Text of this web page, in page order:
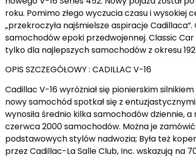
roku. Pomimo złego wyczucia czasu i
„przekroczyła najśmielsze aspiracje
samochodów epoki przedwojennej. Classic
tylko dla najlepszych samochodów z okresu
OPIS SZCZEGÓŁOWY : CADILLAC V-16
Cadillac V-16 wyróżniał się pionierskim
nowy samochód spotkał się z
wynosiła średnio kilka samochodów dziennie,
czerwca 2000 samochodów. Można je
podstawowych stylów nadwozia; Była też
przez Cadillac-La Salle Club, Inc. wskazują